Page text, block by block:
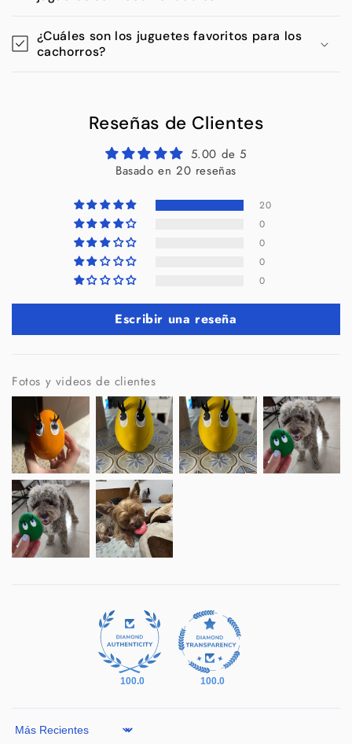
¿Cuáles son los juguetes favoritos para los
cachorros?
Reseñas de Clientes
5.00 de 5
Basado en 20 reseñas
20
0
0
0
0
Escribir una reseña
Fotos y videos de clientes
100.0 100.0
Sort by